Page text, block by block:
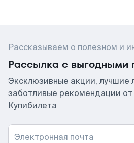
Рассказываем о полезном и
Рассылка с выгодными
Эксклюзивные акции, лучшие
заботливые рекомендации от
Купибилета
Электронная почта